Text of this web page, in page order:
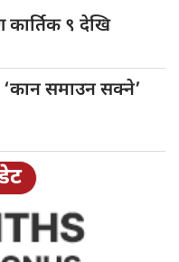
९ देखि
‘कान समाउन सक्ने’